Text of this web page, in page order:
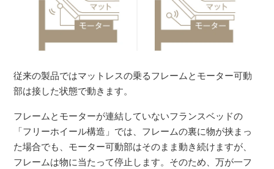
従来の製品ではマットレスの乗るフレームとモーター可動
部は接した状態で動きます。
フレームとモーターが連結していないフランスベッドの
「フリーホイール構造」では、フレームの裏に物が挟まっ
た場合でも、モーター可動部はそのまま動き続けますが、
フレームは物に当たって停止します。そのため、万が一フ